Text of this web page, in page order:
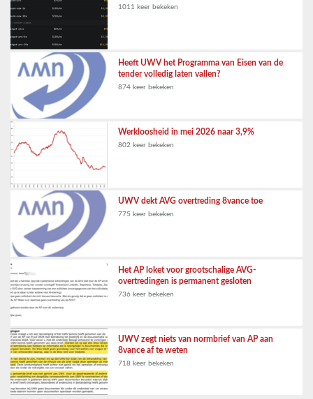
1011 keer bekeken
Heeft UWV het Programma van Eisen van de
tender volledig laten vallen?
874 keer bekeken
Werkloosheid in mei 2026 naar 3,9%
802 keer bekeken
UWV dekt AVG overtreding 8vance toe
775 keer bekeken
Het AP loket voor grootschalige AVG-
overtredingen is permanent gesloten
736 keer bekeken
UWV zegt niets van normbrief van AP aan
8vance af te weten
718 keer bekeken